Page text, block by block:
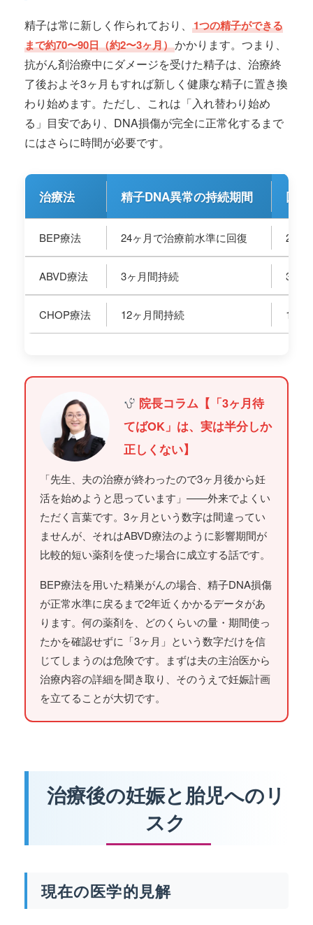
精子は常に新しく作られており、
1つの精子ができる
まで約70〜90日（約2〜3ヶ月）かかります。つまり、
抗がん剤治療中にダメージを受けた精子は、治療終
了後およそ3ヶ月もすれば新しく健康な精子に置き換
わり始めます。ただし、これは「入れ替わり始め
る」目安であり、DNA損傷が完全に正常化するまで
にはさらに時間が必要です。
治療法 精子DNA異常の持続期間 回
BEP療法 24ヶ月で治療前水準に回復 2年
ABVD療法 3ヶ月間持続 3〜6
CHOP療法 12ヶ月間持続 12〜
院長コラム【「3ヶ月待
てばOK」は、実は半分しか
正しくない】
「先生、夫の治療が終わったので3ヶ月後から妊
活を始めようと思っています」——外来でよくい
ただく言葉です。3ヶ月という数字は間違ってい
ませんが、それはABVD療法のように影響期間が
比較的短い薬剤を使った場合に成立する話です。
BEP療法を用いた精巣がんの場合、精子DNA損傷
が正常水準に戻るまで2年近くかかるデータがあ
ります。何の薬剤を、どのくらいの量・期間使っ
たかを確認せずに「3ヶ月」という数字だけを信
じてしまうのは危険です。まずは夫の主治医から
治療内容の詳細を聞き取り、そのうえで妊娠計画
を立てることが大切です。
治療後の妊娠と胎児へのリ
スク
現在の医学的見解